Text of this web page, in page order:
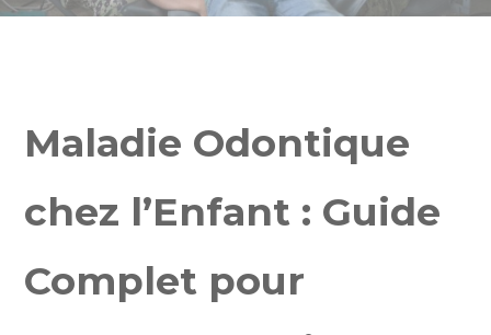
Maladie Odontique
chez l’Enfant : Guide
Complet pour